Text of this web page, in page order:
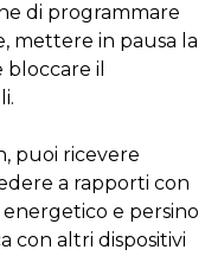
di programmare
mettere in pausa la
bloccare il
puoi ricevere
a rapporti con
energetico e persino
con altri dispositivi